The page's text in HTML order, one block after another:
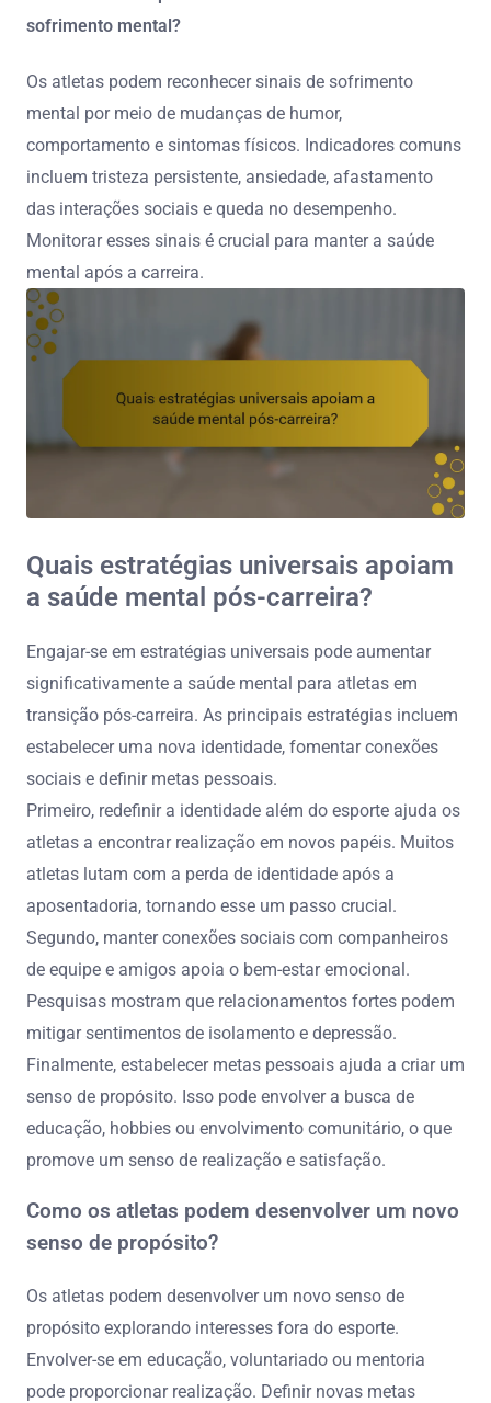
sofrimento mental?
Os atletas podem reconhecer sinais de sofrimento
mental por meio de mudanças de humor,
comportamento e sintomas físicos. Indicadores comuns
incluem tristeza persistente, ansiedade, afastamento
das interações sociais e queda no desempenho.
Monitorar esses sinais é crucial para manter a saúde
mental após a carreira.
Quais estratégias universais apoiam
a saúde mental pós-carreira?
Engajar-se em estratégias universais pode aumentar
significativamente a saúde mental para atletas em
transição pós-carreira. As principais estratégias incluem
estabelecer uma nova identidade, fomentar conexões
sociais e definir metas pessoais.
Primeiro, redefinir a identidade além do esporte ajuda os
atletas a encontrar realização em novos papéis. Muitos
atletas lutam com a perda de identidade após a
aposentadoria, tornando esse um passo crucial.
Segundo, manter conexões sociais com companheiros
de equipe e amigos apoia o bem-estar emocional.
Pesquisas mostram que relacionamentos fortes podem
mitigar sentimentos de isolamento e depressão.
Finalmente, estabelecer metas pessoais ajuda a criar um
senso de propósito. Isso pode envolver a busca de
educação, hobbies ou envolvimento comunitário, o que
promove um senso de realização e satisfação.
Como os atletas podem desenvolver um novo
senso de propósito?
Os atletas podem desenvolver um novo senso de
propósito explorando interesses fora do esporte.
Envolver-se em educação, voluntariado ou mentoria
pode proporcionar realização. Definir novas metas